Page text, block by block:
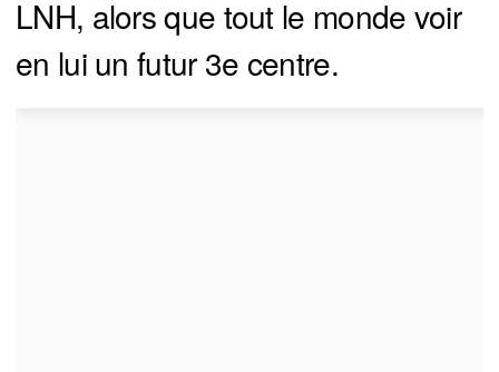
LNH, alors que tout le monde voir
en lui un futur 3e centre.